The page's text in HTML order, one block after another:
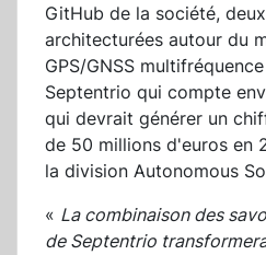
GitHub de la société,
architecturées autour du
GPS/GNSS
Septentrio qui compte
qui devrait générer un
de 50 millions d'euros en
la division Autonomous
« La combinaison des
de Septentrio